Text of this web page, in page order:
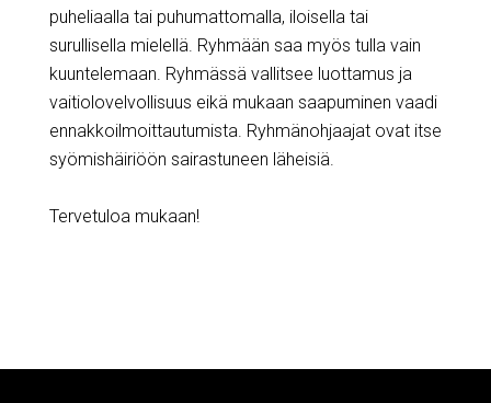
puheliaalla tai puhumattomalla, iloisella tai
surullisella mielellä. Ryhmään saa myös tulla vain
kuuntelemaan. Ryhmässä vallitsee luottamus ja
vaitiolovelvollisuus eikä mukaan saapuminen vaadi
ennakkoilmoittautumista. Ryhmänohjaajat ovat itse
syömishäiriöön sairastuneen läheisiä.
Tervetuloa mukaan!